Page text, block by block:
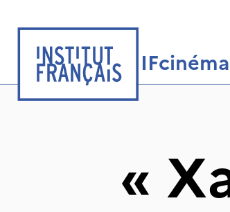
IFcinéma
«